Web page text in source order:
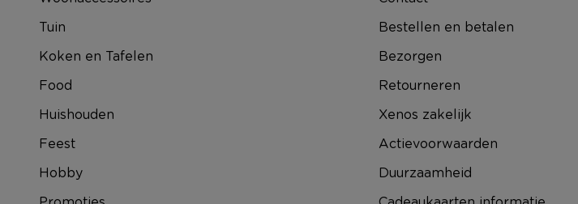
Tuin
Koken en Tafelen
Food
Huishouden
Feest
Hobby
Bestellen en betalen
Bezorgen
Retourneren
Xenos zakelijk
Actievoorwaarden
Duurzaamheid